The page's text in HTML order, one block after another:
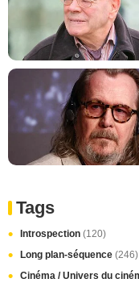
Tags
Introspection (120)
Long plan-séquence (246)
Cinéma / Univers du